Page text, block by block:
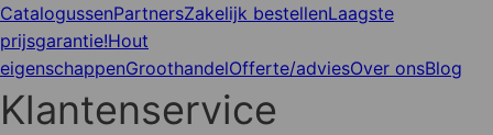
CatalogussenPartnersZakelijk bestellenLaagste
prijsgarantie!Hout
eigenschappenGroothandelOfferte/adviesOver onsBlog
Klantenservice